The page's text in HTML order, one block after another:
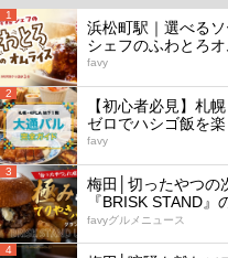
1
浜松町駅｜選べる
シェフのふわとろオ
favy
2
【初心者必見】札
ゼロでハシゴ飯を
favy
3
梅田│切ったやつの
『BRISK STAND』
favyグルメニュース
4